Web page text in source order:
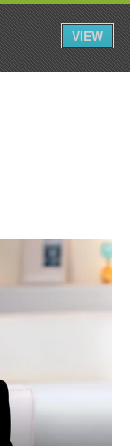
Iniciar Sessão
VIEW